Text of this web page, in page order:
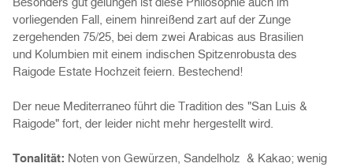
vorliegenden Fall, einem hinreißend zart auf der Zunge
zergehenden 75/25, bei dem zwei Arabicas aus Brasilien
und Kolumbien mit einem indischen Spitzenrobusta des
Raigode Estate Hochzeit feiern. Bestechend!
Der neue Mediterraneo führt die Tradition des "San Luis &
Raigode" fort, der leider nicht mehr hergestellt wird.
Tonalität: Noten von Gewürzen, Sandelholz & Kakao; wenig